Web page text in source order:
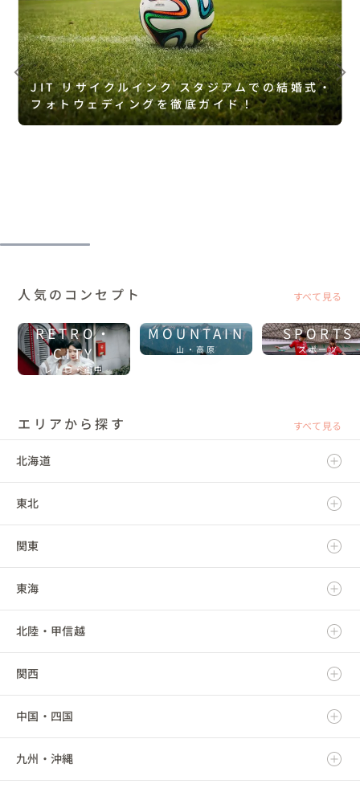
JIT リサイクルインク スタジアムでの結婚式・
フォトウェディングを徹底ガイド！
人気のコンセプト すべて見る
RETRO・
CITY
レトロ・街中
MOUNTAIN
山・高原
SPORTS
スポーツ
エリアから探す すべて見る
北海道
北海道
東北
青森県
岩手県
宮城県
秋田県
山形県
福島県
関東
茨城県
栃木県
群馬県
埼玉県
千葉県
東海
岐阜県
静岡県
愛知県
三重県
北陸・甲信越
新潟県
富山県
石川県
関西
滋賀県
京都府
中国・四国
鳥取県
九州・沖縄